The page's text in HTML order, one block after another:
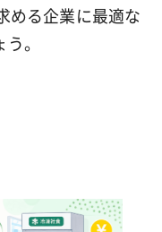
める企業に最適な
。